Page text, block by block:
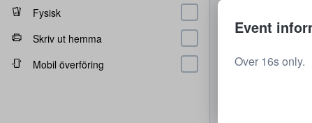
Fysisk
Skriv ut hemma
Mobil överföring
Event
Over 16s only.